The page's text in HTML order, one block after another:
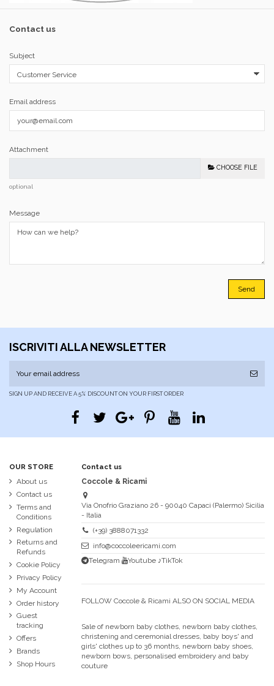
Contact us
Subject
Email address
Attachment
CHOOSE FILE
optional
Message
ISCRIVITI ALLA NEWSLETTER
SIGN UP AND RECEIVE A 5% DISCOUNT ON YOUR FIRST ORDER
OUR STORE
About us
Contact us
Terms and
Conditions
Regulation
Returns and
Refunds
Cookie Policy
Privacy Policy
My Account
Order history
Guest
tracking
Offers
Brands
Shop Hours
Contact us
Coccole & Ricami
Via Onofrio Graziano 26 - 90040 Capaci (Palermo) Sicilia
- Italia
(+39) 3888071332
info@coccoleericami.com
Telegram
Youtube ♪TikTok
FOLLOW Coccole & Ricami ALSO ON SOCIAL MEDIA
Sale of newborn baby clothes, newborn baby clothes,
christening and ceremonial dresses, baby boys' and
girls' clothes up to 36 months, newborn baby shoes,
newborn bows, personalised embroidery and baby
couture